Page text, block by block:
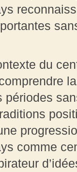
du
comme